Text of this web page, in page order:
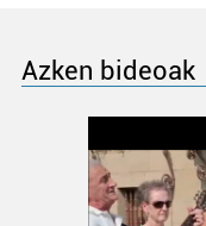
Azken bideoak